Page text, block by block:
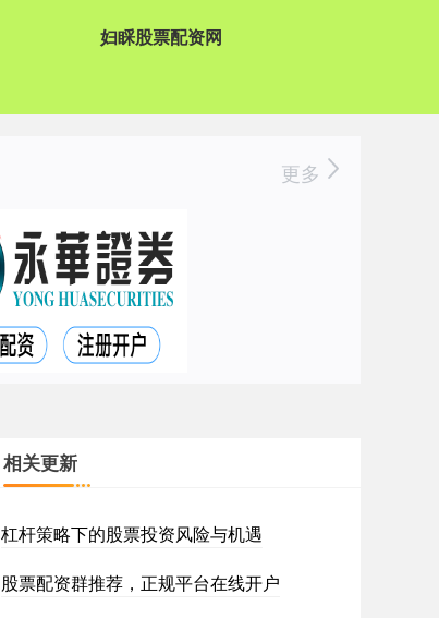
妇睬股票配资网
更多
相关更新
杠杆策略下的股票投资风险与机遇
股票配资群推荐，正规平台在线开户